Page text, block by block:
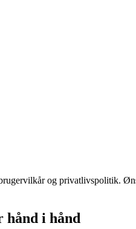
og privatlivspolitik.
hånd i hånd